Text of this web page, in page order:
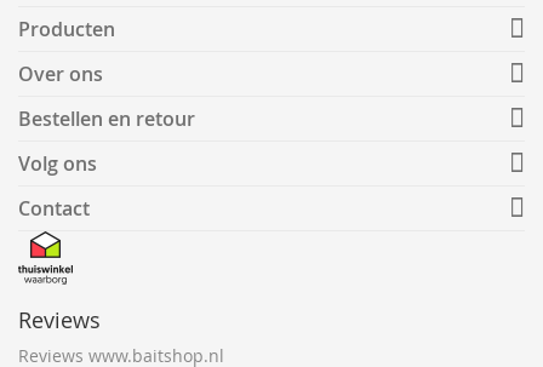
Producten
Over ons
Bestellen en retour
Volg ons
Contact
Reviews
Reviews www.baitshop.nl